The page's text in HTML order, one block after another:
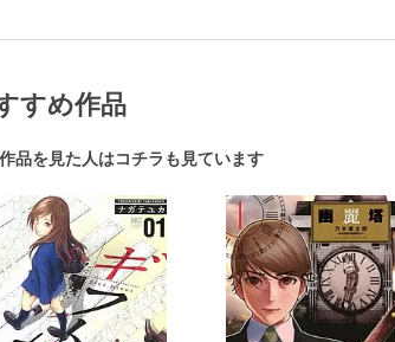
すめ作品
品を見た人はコチラも見ています